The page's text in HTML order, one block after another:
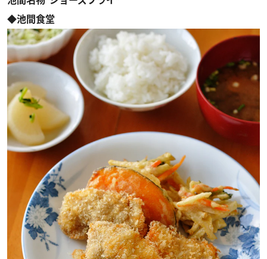
◆池間食堂